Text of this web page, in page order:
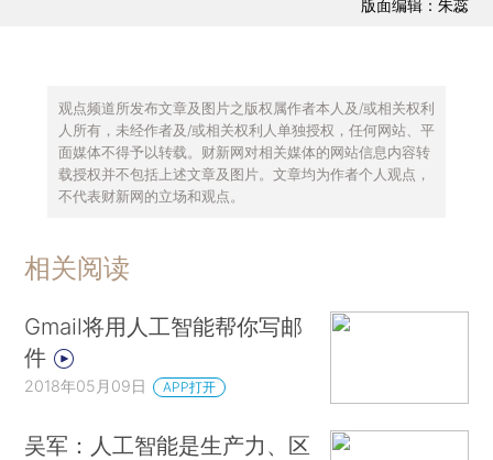
版面编辑：朱蕊
观点频道所发布文章及图片之版权属作者本人及/或相关权利
人所有，未经作者及/或相关权利人单独授权，任何网站、平
面媒体不得予以转载。财新网对相关媒体的网站信息内容转
载授权并不包括上述文章及图片。文章均为作者个人观点，
不代表财新网的立场和观点。
相关阅读
Gmail将用人工智能帮你写邮
件
2018年05月09日 APP打开
吴军：人工智能是生产力、区